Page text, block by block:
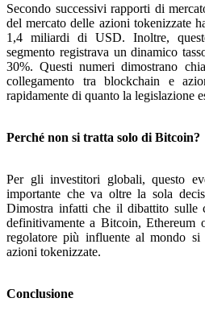
Secondo successivi rapporti di
del mercato delle azioni tokenizzate
1,4 miliardi di USD. Inoltre,
segmento registrava un dinamico
30%. Questi numeri dimostrano
collegamento tra blockchain e
rapidamente di quanto la legislazione
Perché non si tratta solo di Bitcoin?
Per gli investitori globali, questo
importante che va oltre la sola
Dimostra infatti che il dibattito sulle
definitivamente a Bitcoin, Ethereum
regolatore più influente al mondo si
azioni tokenizzate.
Conclusione